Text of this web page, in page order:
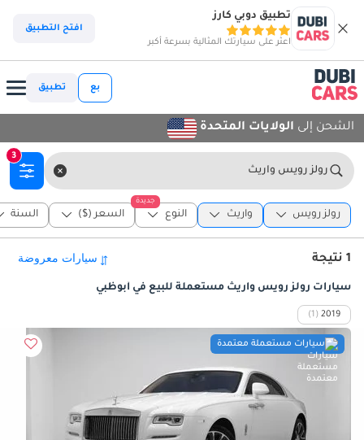
تطبيق دوبي كارز
اعثر على سيارتك المثالية بسرعة أكبر
افتح التطبيق
بع تطبيق
الشحن إلى الولايات المتحدة
رولز رويس واريث
3
رولز رويس واريث
جديدة
النوع السعر ($) السنة
1 نتيجة
سيارات رولز رويس واريث مستعملة للبيع في أبوظبي
2019
(1)
سيارات مستعملة معتمدة